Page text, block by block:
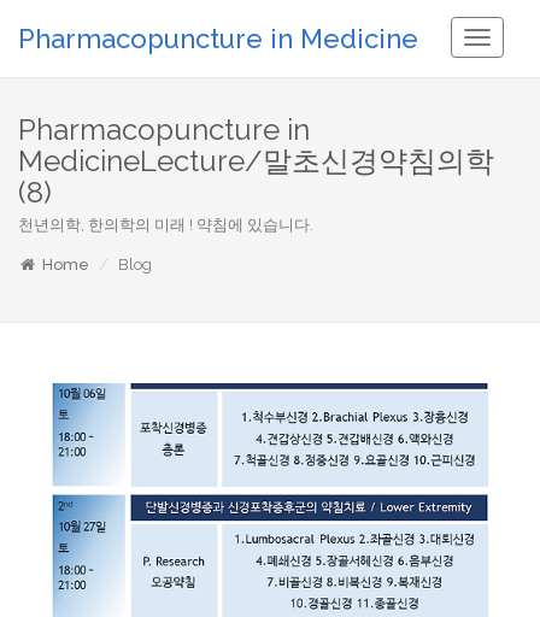
Toggle
Pharmacopuncture in Medicine
Pharmacopuncture in
MedicineLecture/말초신경약침의학
(8)
천년의학, 한의학의 미래 ! 약침에 있습니다.
Home Blog